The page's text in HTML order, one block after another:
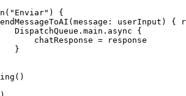
{
userInput) {
DispatchQueue.main.async {
chatResponse = response
}